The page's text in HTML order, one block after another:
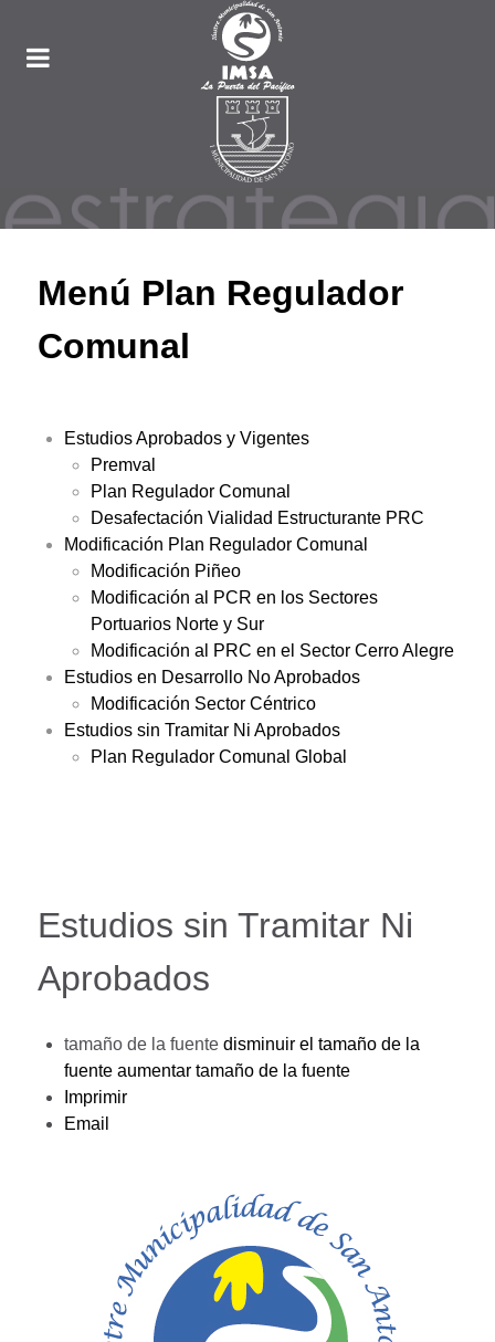
Menú Plan Regulador
Comunal
Estudios Aprobados y Vigentes
Premval
Plan Regulador Comunal
Desafectación Vialidad Estructurante PRC
Modificación Plan Regulador Comunal
Modificación Piñeo
Modificación al PCR en los Sectores
Portuarios Norte y Sur
Modificación al PRC en el Sector Cerro Alegre
Estudios en Desarrollo No Aprobados
Modificación Sector Céntrico
Estudios sin Tramitar Ni Aprobados
Plan Regulador Comunal Global
Estudios sin Tramitar Ni
Aprobados
tamaño de la fuente disminuir el tamaño de la
fuente aumentar tamaño de la fuente
Imprimir
Email